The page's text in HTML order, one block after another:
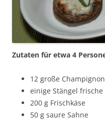
Zutaten für etwa 4
12 große
einige Stängel frische
200 g Frischkäse
50 g saure Sahne